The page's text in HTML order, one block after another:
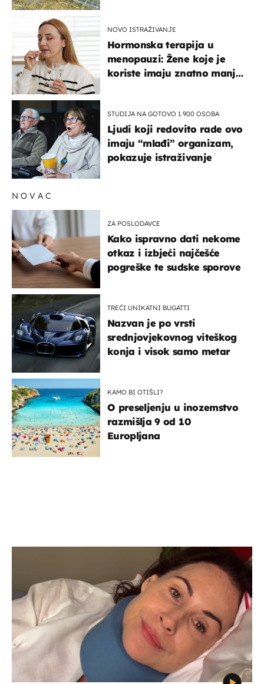
NOVO ISTRAŽIVANJE
Hormonska terapija u
menopauzi: Žene koje je
koriste imaju znatno manji
STUDIJA NA GOTOVO 1.900 OSOBA
Ljudi koji redovito rade ovo
imaju “mlađi” organizam,
pokazuje istraživanje
NOVAC
ZA POSLODAVCE
Kako ispravno dati nekome
otkaz i izbjeći najčešće
pogreške te sudske sporove
TREĆI UNIKATNI BUGATTI
Nazvan je po vrsti
srednjovjekovnog viteškog
konja i visok samo metar
KAMO BI OTIŠLI?
O preseljenju u inozemstvo
razmišlja 9 od 10
Europljana